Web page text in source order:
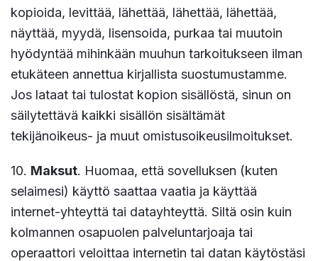
kopioida, levittää, lähettää, lähettää, lähettää,
näyttää, myydä, lisensoida, purkaa tai muutoin
hyödyntää mihinkään muuhun tarkoitukseen ilman
etukäteen annettua kirjallista suostumustamme.
Jos lataat tai tulostat kopion sisällöstä, sinun on
säilytettävä kaikki sisällön sisältämät
tekijänoikeus- ja muut omistusoikeusilmoitukset.
10. Maksut. Huomaa, että sovelluksen (kuten
selaimesi) käyttö saattaa vaatia ja käyttää
internet-yhteyttä tai datayhteyttä. Siltä osin kuin
kolmannen osapuolen palveluntarjoaja tai
operaattori veloittaa internetin tai datan käytöstäsi